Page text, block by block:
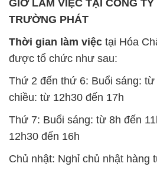
GIỜ LÀM VIỆC TẠI CÔNG
TRƯỜNG PHÁT
Thời gian làm việc tại Hóa
được tổ chức như sau:
Thứ 2 đến thứ 6: Buổi sáng: từ
chiều: từ 12h30 đến 17h
Thứ 7: Buổi sáng: từ 8h đến
12h30 đến 16h
Chủ nhật: Nghỉ chủ nhật hàng